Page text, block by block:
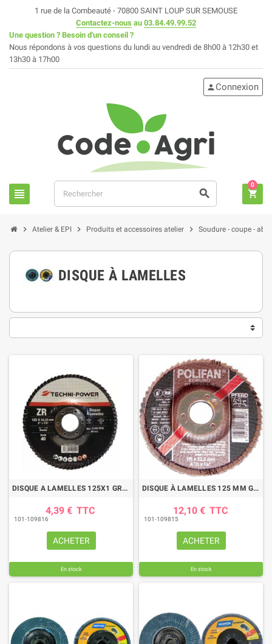
1 rue de la Combeauté - 70800 SAINT LOUP SUR SEMOUSE
Contactez-nous au 03.84.49.99.52
Une question ? Besoin d'un conseil ?
Nous répondons à vos questions du lundi au vendredi de 8h00 à 12h30 et
13h30 à 17h00
view_headline search
person Connexion
shopping_cart
0
chevron_right Atelier & EPI chevron_right Produits et accessoires atelier chevron_right Soudure - coupe -
DISQUE À LAMELLES
DISQUE A LAMELLES 125X1 GR40 ZIRCO.TECHNI POWER
4,39 € TTC
101-109816
ACHETER
En stock
DISQUE À LAMELLES 125 MM GRAIN 80 POLIFAN
12,10 € TTC
101-109815
ACHETER
En stock